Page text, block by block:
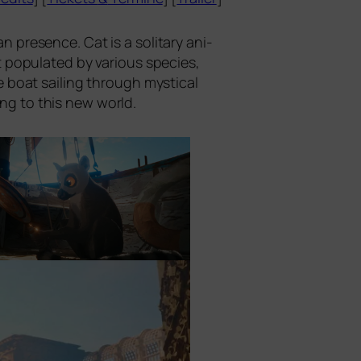
pre­sence. Cat is a soli­ta­ry ani­
by various spe­ci­es,
boat sai­ling through mys­ti­cal
to this new world.